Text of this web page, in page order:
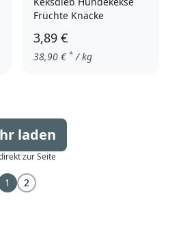
Früchte Knäcke
3,89 €
38,90 € * / kg
laden
zur Seite
1 2